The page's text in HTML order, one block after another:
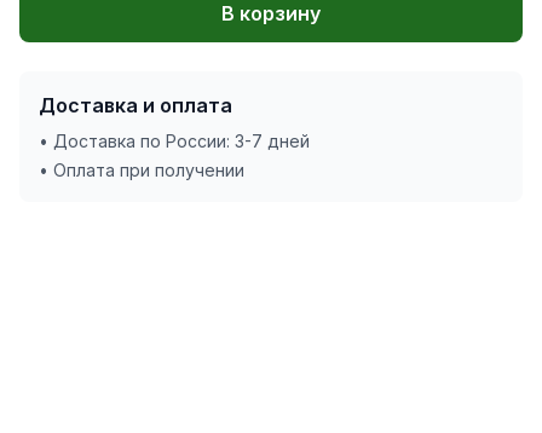
В корзину
Доставка и оплата
• Доставка по России: 3-7 дней
• Оплата при получении